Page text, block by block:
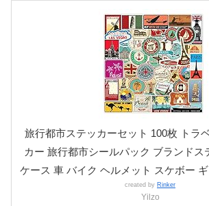
旅行都市ステッカーセット 100枚 トラ
カー 旅行都市シールパック ブランドス
ケース 車 バイク ヘルメット スケボー
created by Rinker
Yilzo